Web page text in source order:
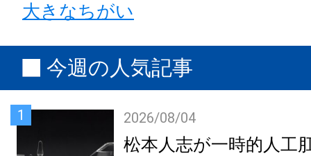
大きなちがい
今週の人気記事
1 2026/08/04
松本人志が一時的人工